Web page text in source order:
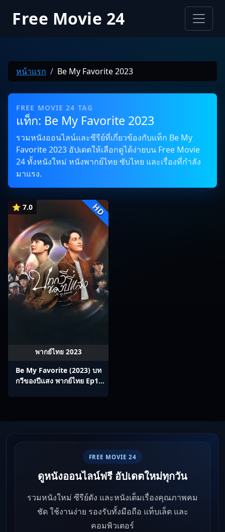
Free Movie 24
หน้าแรก Be My Favorite 2023
FREE MOVIE 24 TAG
แท็ก: Be My Favorite 2023
รวมหนังออนไลน์และซีรีย์ที่เกี่ยวข้องกับแท็ก Be My
Favorite 2023 อัปเดตให้เลือกดูได้ง่ายบน Free Movie
24 ทั้งหนังใหม่ หนังพากย์ไทย ซับไทย และเรื่องที่กำลัง
มาแรง.
⭐ 7.0 HD
พากย์ไทย 2023
Be My Favorite (2023) บท
กวีของปีแสง พากย์ไทย Ep1-
FREE MOVIE 24
ดูหนังออนไลน์ฟรี อัปเดตใหม่ทุกวัน
รวมหนังใหม่ ซีรีย์ดัง และหนังเต็มเรื่องคุณภาพคม
ชัด ใช้งานง่าย รองรับทั้งมือถือ แท็บเล็ต และ
คอมพิวเตอร์